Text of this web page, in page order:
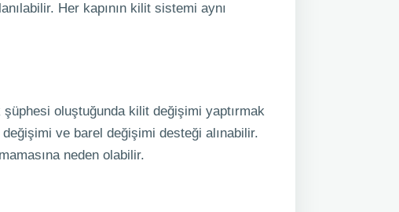
Her kapının kilit sistemi aynı
şüphesi oluştuğunda kilit değişimi yaptırmak
ve barel değişimi desteği alınabilir.
neden olabilir.